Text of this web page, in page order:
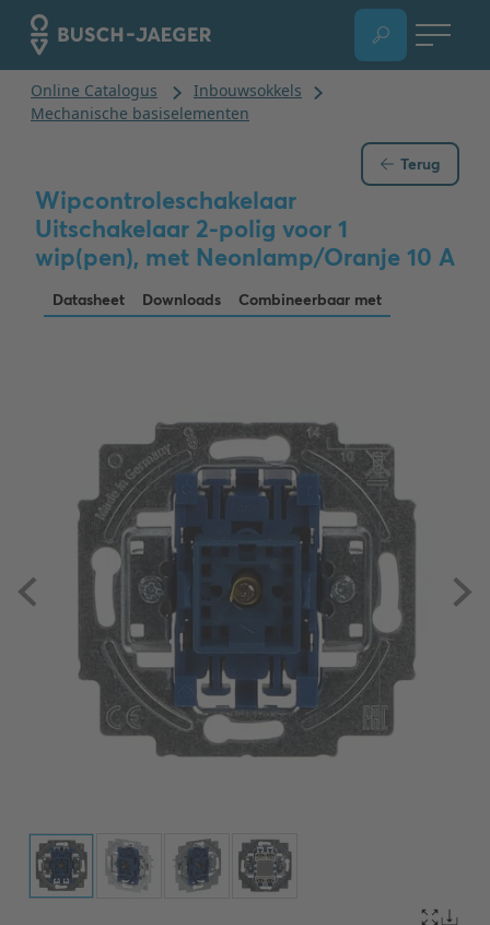
Terug
Wipcontroleschakelaar
Uitschakelaar 2-polig voor 1
wip(pen), met Neonlamp/Oranje 10 A
Datasheet Downloads Combineerbaar met